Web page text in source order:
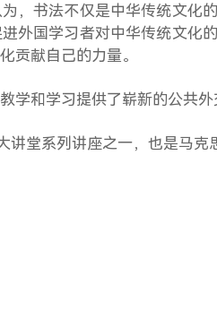
，书法不仅是中华传统文化
外国学习者对中华传统文化
贡献自己的力量。
学和学习提供了崭新的公共外
讲堂系列讲座之一，也是马克